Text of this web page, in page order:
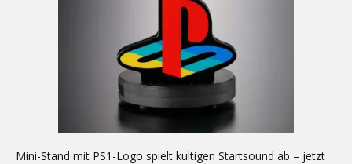
Mini-Stand mit PS1-Logo spielt kultigen Startsound ab – jetzt